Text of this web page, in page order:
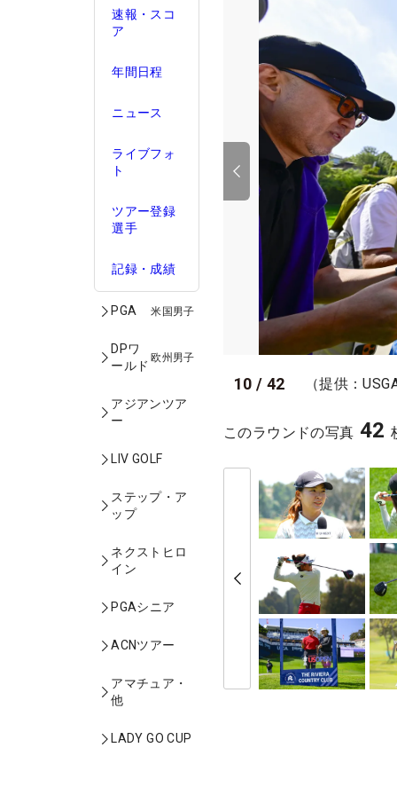
速報・スコ
ア
年間日程
ニュース
ライブフォ
ト
ツアー登録
選手
記録・成績
PGA 米国男子
DPワ
ールド
欧州男子
アジアンツア
ー
LIV GOLF
ステップ・ア
ップ
ネクストヒロ
イン
PGAシニア
ACNツアー
アマチュア・
他
LADY GO CUP
10 /42 （提供：
このラウンドの写真 42